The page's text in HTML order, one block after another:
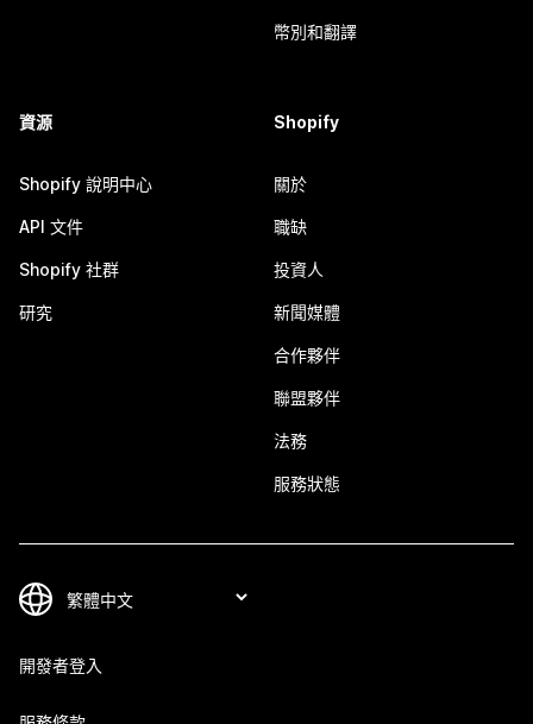
幣別和翻譯
資源
Shopify 說明中心
API 文件
Shopify 社群
研究
Shopify
關於
職缺
投資人
新聞媒體
合作夥伴
聯盟夥伴
法務
服務狀態
開發者登入